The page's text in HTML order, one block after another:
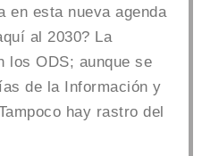
en esta nueva agenda
al 2030? La
los ODS; aunque se
de la Información y
hay rastro del